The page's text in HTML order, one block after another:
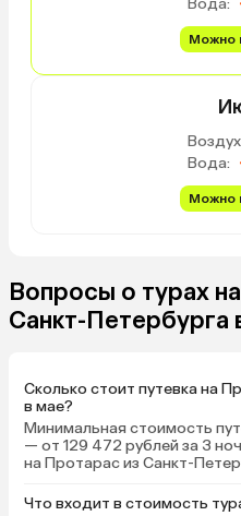
Можно
Вода:
Можно
Вопросы о турах
Санкт-Петербурга
Сколько стоит путевка на
в мае?
Минимальная стоимость
— от 129 472 рублей за 3
на Протарас из Санкт-
Что входит в стоимость